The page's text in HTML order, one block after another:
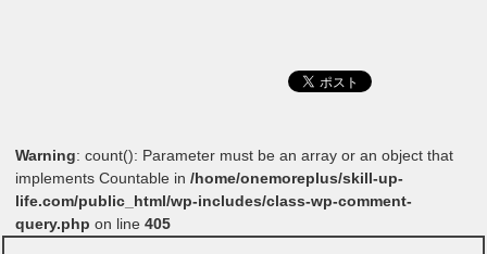
Warning: count(): Parameter must be an array or an object that
implements Countable in/home/onemoreplus/skill-up-
life.com/public_html/wp-includes/class-wp-comment-
query.php on line405